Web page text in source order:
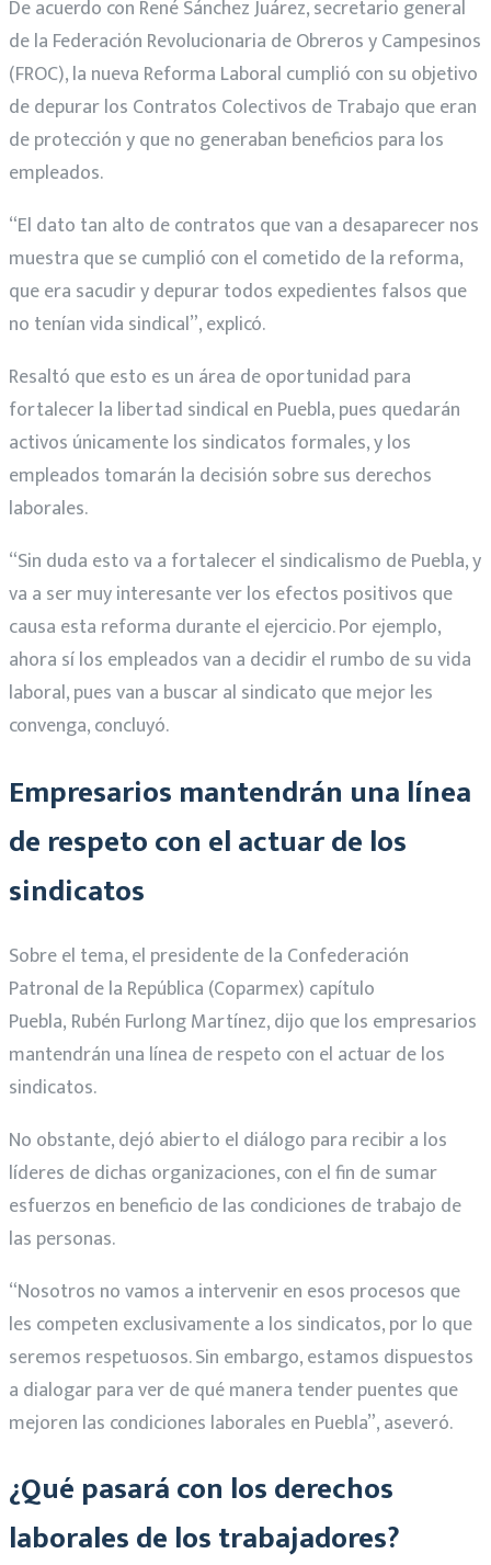
De acuerdo con René Sánchez Juárez, secretario general
de la Federación Revolucionaria de Obreros y Campesinos
(FROC), la nueva Reforma Laboral cumplió con su objetivo
de depurar los Contratos Colectivos de Trabajo que eran
de protección y que no generaban beneficios para los
empleados.
“El dato tan alto de contratos que van a desaparecer nos
muestra que se cumplió con el cometido de la reforma,
que era sacudir y depurar todos expedientes falsos que
no tenían vida sindical”, explicó.
Resaltó que esto es un área de oportunidad para
fortalecer la libertad sindical en Puebla, pues quedarán
activos únicamente los sindicatos formales, y los
empleados tomarán la decisión sobre sus derechos
laborales.
“Sin duda esto va a fortalecer el sindicalismo de Puebla, y
va a ser muy interesante ver los efectos positivos que
causa esta reforma durante el ejercicio. Por ejemplo,
ahora sí los empleados van a decidir el rumbo de su vida
laboral, pues van a buscar al sindicato que mejor les
convenga, concluyó.
Empresarios mantendrán una línea
de respeto con el actuar de los
sindicatos
Sobre el tema, el presidente de la Confederación
Patronal de la República (Coparmex) capítulo
Puebla, Rubén Furlong Martínez, dijo que los empresarios
mantendrán una línea de respeto con el actuar de los
sindicatos.
No obstante, dejó abierto el diálogo para recibir a los
líderes de dichas organizaciones, con el fin de sumar
esfuerzos en beneficio de las condiciones de trabajo de
las personas.
“Nosotros no vamos a intervenir en esos procesos que
les competen exclusivamente a los sindicatos, por lo que
seremos respetuosos. Sin embargo, estamos dispuestos
a dialogar para ver de qué manera tender puentes que
mejoren las condiciones laborales en Puebla”, aseveró.
¿Qué pasará con los derechos
laborales de los trabajadores?